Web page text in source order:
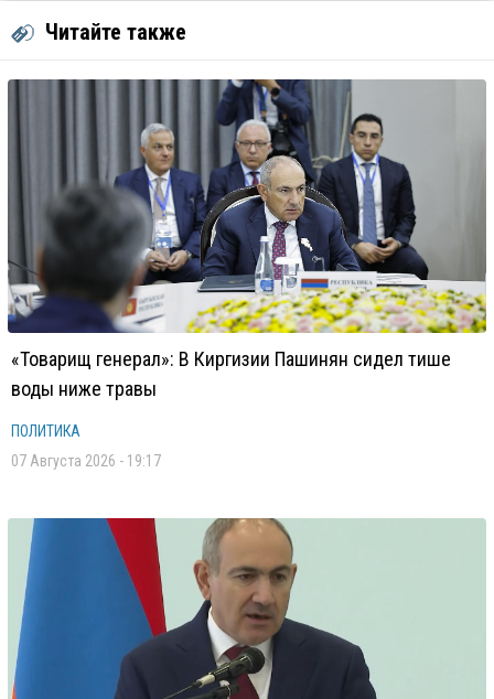
Читайте также
«Товарищ генерал»: В Киргизии Пашинян сидел тише
воды ниже травы
ПОЛИТИКА
07 Августа 2026 - 19:17